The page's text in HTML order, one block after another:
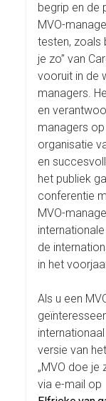
begrip en de
MVO-
testen, zoals
je zo” van
vooruit in de
managers.
en
managers
organisatie
en
het publiek
conferentie
MVO-
de
in het
Als u een
versie van
„MVO doe
via e-mail op